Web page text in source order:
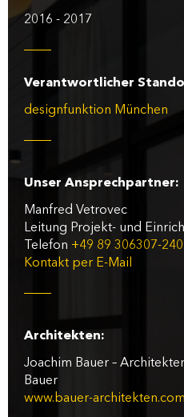
2016 - 2017
Verantwortlicher
designfunktion München
Unser Ansprechpartner:
Manfred Vetrovec
Leitung Projekt- und
Telefon +49 89 306307-240
Kontakt per E-Mail
Architekten:
Joachim Bauer –
Bauer
www.bauer-architekten.com